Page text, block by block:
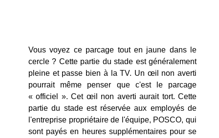
Vous voyez ce parcage tout en jaune dans le
cercle ? Cette partie du stade est généralement
pleine et passe bien à la TV. Un œil non averti
pourrait même penser que c'est le parcage
« officiel ». Cet œil non averti aurait tort. Cette
partie du stade est réservée aux employés de
l'entreprise propriétaire de l'équipe, POSCO, qui
sont payés en heures supplémentaires pour se